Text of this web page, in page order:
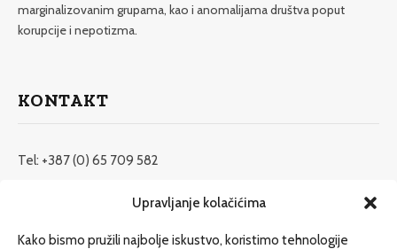
Upravljanje kolačićima
Kako bismo pružili najbolje iskustvo, koristimo tehnologije
marginalizovanim grupama, kao i anomalijama društva poput
korupcije i nepotizma.
KONTAKT
Tel: +387 (0) 65 709 582
redakcija@etrafika.net